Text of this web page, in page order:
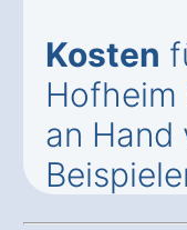
Kosten
an Hand